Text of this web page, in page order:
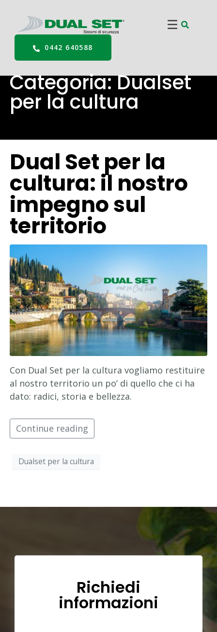
0442 640588
Categoria:Dualset
per la cultura
Dual Set per la
cultura: il nostro
impegno sul
territorio
Con Dual Set per la cultura vogliamo restituire
al nostro territorio un po’ di quello che ci ha
dato: radici, storia e bellezza.
Continue reading
Dualset per la cultura
Richiedi
informazioni